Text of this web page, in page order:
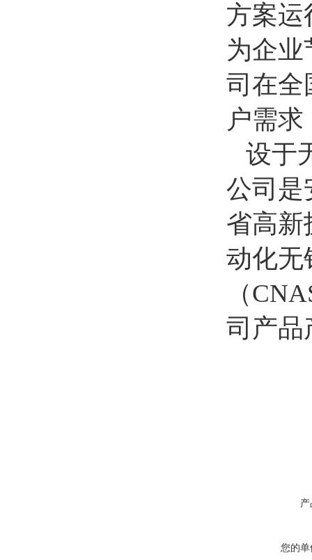
方案运
为企
司在全
户需
设于
公司是
省高新
动化无
（
司产品
您的单